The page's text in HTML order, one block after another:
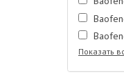
Показать